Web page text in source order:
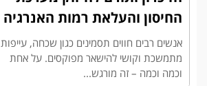
החיסון והעלאת רמות האנרגיה
אנשים רבים חווים תסמינים כגון שכחה, עייפות
מתמשכת וקושי להישאר מפוקסים. על אחת
וכמה וכמה – זה מורגש...